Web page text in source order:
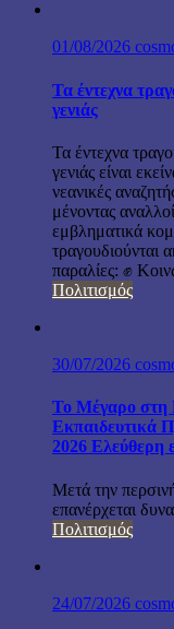
01/08/2026
Τα έντεχνα
γενιάς
Τα έντεχνα
γενιάς είναι
νεανικές
μένοντας
εμβληματικά
τραγουδιούνται
παραλίες: ✊
Πολιτισμός
30/07/2026
Το Μέγαρο στη
Εκπαιδευτικά
2026 Ελεύθερη
Μετά την
επανέρχεται
Πολιτισμός
24/07/2026